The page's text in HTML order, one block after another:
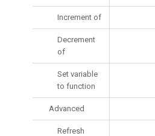
Increment of
Decrement
of
Set variable
to function
Advanced
Refresh